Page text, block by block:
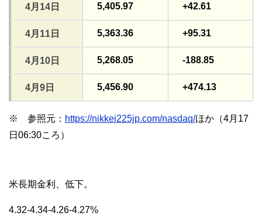
4月14日 5,405.97 +42.61
4月11日 5,363.36 +95.31
4月10日 5,268.05 -188.85
4月9日 5,456.90 +474.13
※ 参照元： https://nikkei225jp.com/nasdaq/ほか（4月17
日06:30ころ）
米長期金利、低下。
4.32-4.34-4.26-4.27%